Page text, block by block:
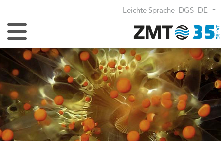
Leichte Sprache DGS DE
Navigation umschalten